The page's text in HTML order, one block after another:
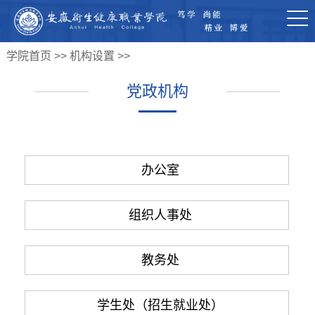
学院首页 >> 机构设置 >>
党政机构
办公室
组织人事处
教务处
学生处（招生就业处）